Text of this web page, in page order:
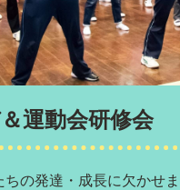
運動会研修会
の発達・成長に欠かせ